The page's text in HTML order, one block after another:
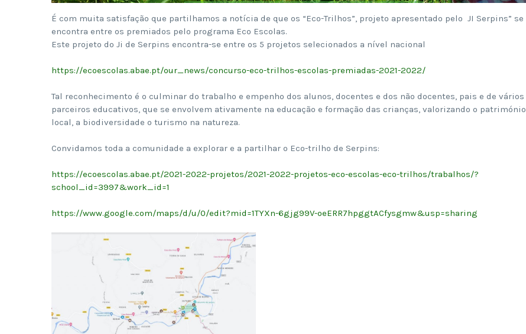
É com muita satisfação que partilhamos a notícia de que os “Eco-Trilhos”, projeto apresentado pelo JI Serpins” se
encontra entre os premiados pelo programa Eco Escolas.
Este projeto do Ji de Serpins encontra-se entre os 5 projetos selecionados a nível nacional
https://ecoescolas.abae.pt/our_news/concurso-eco-trilhos-escolas-premiadas-2021-2022/
Tal reconhecimento é o culminar do trabalho e empenho dos alunos, docentes e dos não docentes, pais e de vários
parceiros educativos, que se envolvem ativamente na educação e formação das crianças, valorizando o património
local, a biodiversidade o turismo na natureza.
Convidamos toda a comunidade a explorar e a partilhar o Eco-trilho de Serpins:
https://ecoescolas.abae.pt/2021-2022-projetos/2021-2022-projetos-eco-escolas-eco-trilhos/trabalhos/?
school_id=3997&work_id=1
https://www.google.com/maps/d/u/0/edit?mid=1TYXn-6gjg99V-oeERR7hpggtACfysgmw&usp=sharing